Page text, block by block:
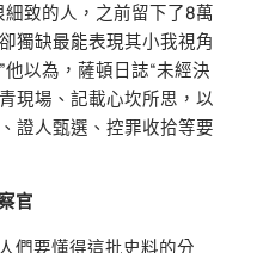
致的人，之前留下了8萬
獨缺最能表現其小我視角
以為，薩頓日誌“未經決
現場、記載心坎所思，以
證人甄選、控罪收拾等要
官
們要懂得這批史料的分